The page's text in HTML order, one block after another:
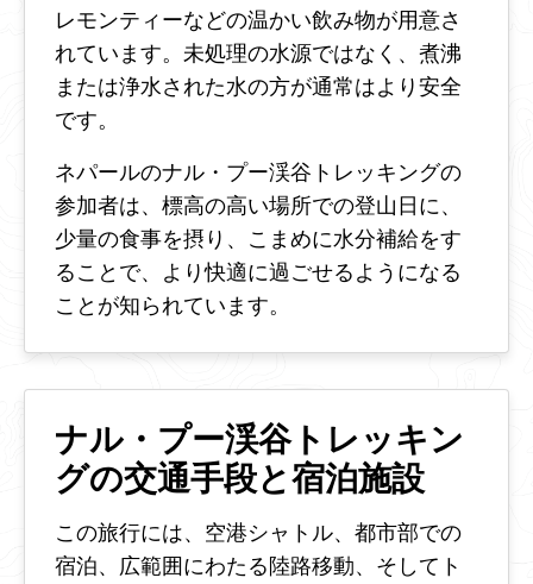
レモンティーなどの温かい飲み物が用意さ
れています。未処理の水源ではなく、煮沸
または浄水された水の方が通常はより安全
です。
ネパールのナル・プー渓谷トレッキングの
参加者は、標高の高い場所での登山日に、
少量の食事を摂り、こまめに水分補給をす
ることで、より快適に過ごせるようになる
ことが知られています。
ナル・プー渓谷トレッキン
グの交通手段と宿泊施設
この旅行には、空港シャトル、都市部での
宿泊、広範囲にわたる陸路移動、そしてト